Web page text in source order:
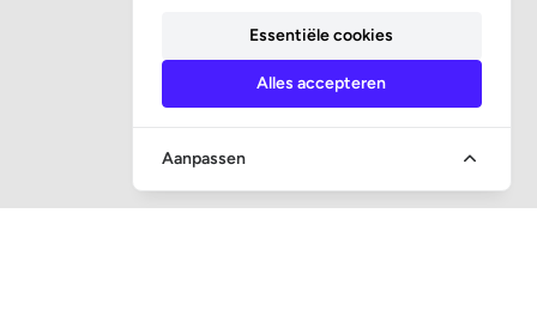
Essentiële cookies
Alles accepteren
Aanpassen